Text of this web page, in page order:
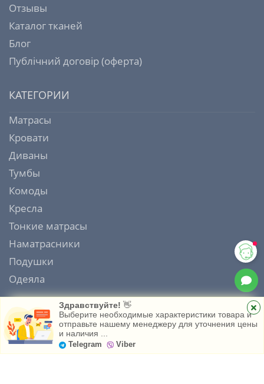
Главная
Здравствуйте! 👋
Выберите необходимые характеристики товара и
отправьте нашему менеджеру для уточнения цены
и наличия ...
Telegram Viber
Отзывы
Каталог тканей
Блог
Публічний договір (оферта)
КАТЕГОРИИ
Матрасы
Кровати
Диваны
Тумбы
Комоды
Кресла
Тонкие матрасы
Наматрасники
Подушки
Одеяла
ИНТЕРНЕТ МАГАЗИН МАТРАСОВ MATRAS HOUSE 2006 - 2026